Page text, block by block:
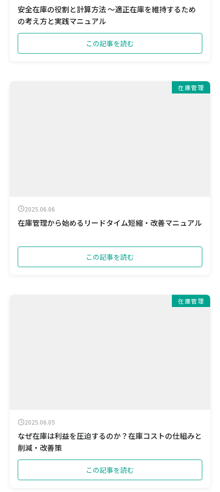
安全在庫の役割と計算方法 ～適正在庫を維持するため
の考え方と実践マニュアル
この記事を読む
在庫管理
2025.06.06
在庫管理から始めるリードタイム短縮・改善マニュアル
この記事を読む
在庫管理
2025.06.05
なぜ在庫は利益を圧迫するのか？在庫コストの仕組みと
削減・改善策
この記事を読む